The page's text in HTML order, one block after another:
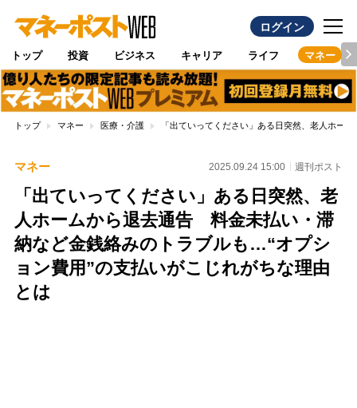
ログイン
トップ 投資 ビジネス キャリア ライフ マネー
トップ マネー 医療・介護 「出ていってください」ある日突然、老人ホー
マネー 2025.09.24 15:00 週刊ポスト
「出ていってください」ある日突然、老
人ホームから退去通告 料金未払い・滞
納など金銭絡みのトラブルも…“オプシ
ョン費用”の支払いがこじれがちな理由
とは